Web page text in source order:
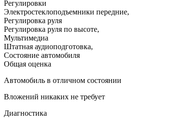
Регулировки
Электростеклоподъемники передние,
Регулировка руля
Регулировка руля по высоте,
Мультимедиа
Штатная аудиоподготовка,
Состояние автомобиля
Общая оценка
Автомобиль в отличном состоянии
Вложений никаких не требует
Диагностика